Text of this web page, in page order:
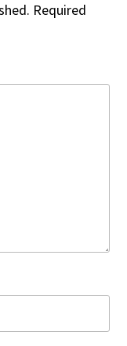
Required